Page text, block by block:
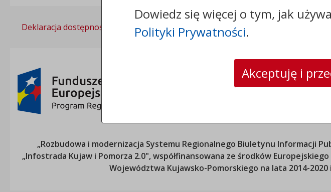
Deklaracja dostępności Polityka prywatności
„Rozbudowa i modernizacja Systemu Regionalnego Biuletynu Informacji
„Infostrada Kujaw i Pomorza 2.0", współfinansowana ze środków
Województwa Kujawsko-Pomorskiego na lata 2014-
Dowiedz się więcej o tym, jak
Polityki Prywatności.
Akceptuję i